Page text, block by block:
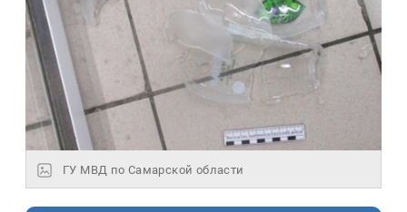
ГУ МВД по Самарской области